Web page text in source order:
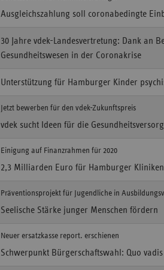
Ausgleichszahlung soll coronabedingte
30 Jahre vdek-Landesvertretung: Dank an
Gesundheitswesen in der Coronakrise
Unterstützung für Hamburger Kinder
Jetzt bewerben für den vdek-Zukunftspreis
vdek sucht Ideen für die
Einigung auf Finanzrahmen für 2020
2,3 Milliarden Euro für Hamburger Kliniken
Präventionsprojekt für Jugendliche in
Seelische Stärke junger Menschen fördern
Neuer ersatzkasse report. erschienen
Schwerpunkt Bürgerschaftswahl: Quo